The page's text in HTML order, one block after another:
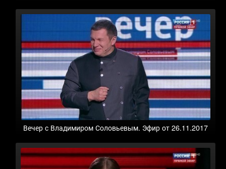
Вечер с Владимиром Соловьевым. Эфир от 26.11.2017